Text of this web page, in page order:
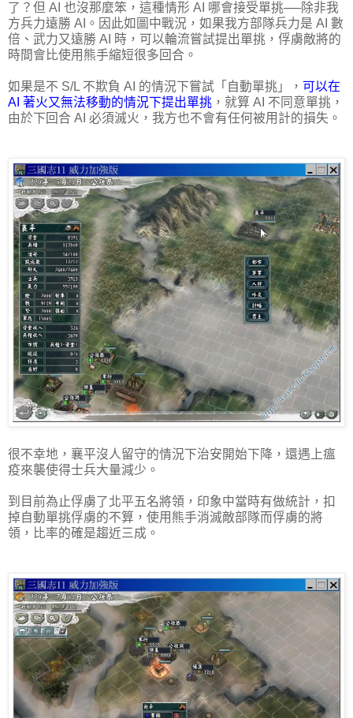
了？但 AI 也沒那麼笨，這種情形 AI 哪會接受單挑──除非我
方兵力遠勝 AI。因此如圖中戰況，如果我方部隊兵力是 AI 數
倍、武力又遠勝 AI 時，可以輪流嘗試提出單挑，俘虜敵將的
時間會比使用熊手縮短很多回合。
如果是不 S/L 不欺負 AI 的情況下嘗試「自動單挑」， 可以在
AI 著火又無法移動的情況下提出單挑 ，就算 AI 不同意單挑，
由於下回合 AI 必須滅火，我方也不會有任何被用計的損失。
很不幸地，襄平沒人留守的情況下治安開始下降，還遇上瘟
疫來襲使得士兵大量減少。
到目前為止俘虜了北平五名將領，印象中當時有做統計，扣
掉自動單挑俘虜的不算，使用熊手消滅敵部隊而俘虜的將
領，比率的確是趨近三成。